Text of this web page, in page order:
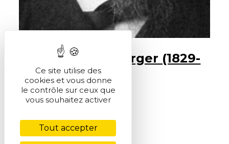
Paul Schützenberger (1829-
1897)
Ce site utilise des
cookies et vous donne
le contrôle sur ceux que
vous souhaitez activer
Tout accepter